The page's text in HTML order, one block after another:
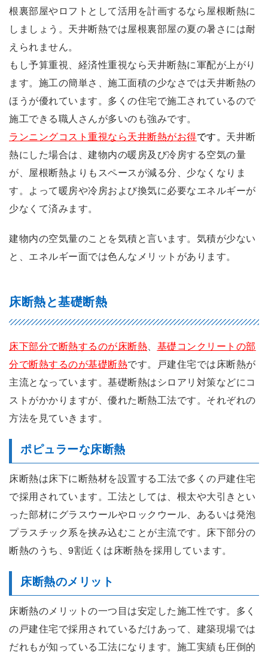
根裏部屋やロフトとして活用を計画するなら屋根断熱に
しましょう。天井断熱では屋根裏部屋の夏の暑さには耐
えられません。
もし予算重視、経済性重視なら天井断熱に軍配が上がり
ます。施工の簡単さ、施工面積の少なさでは天井断熱の
ほうが優れています。多くの住宅で施工されているので
施工できる職人さんが多いのも強みです。
ランニングコスト重視なら天井断熱がお得です。 天井断
熱にした場合は、建物内の暖房及び冷房する空気の量
が、屋根断熱よりもスペースが減る分、少なくなりま
す。よって暖房や冷房および換気に必要なエネルギーが
少なくて済みます。
建物内の空気量のことを気積と言います。気積が少ない
と、エネルギー面では色んなメリットがあります。
床断熱と基礎断熱
床下部分で断熱するのが床断熱、 基礎コンクリートの部
分で断熱するのが基礎断熱です。戸建住宅では床断熱が
主流となっています。基礎断熱はシロアリ対策などにコ
ストがかかりますが、優れた断熱工法です。それぞれの
方法を見ていきます。
ポピュラーな床断熱
床断熱は床下に断熱材を設置する工法で多くの戸建住宅
で採用されています。工法としては、根太や大引きとい
った部材にグラスウールやロックウール、あるいは発泡
プラスチック系を挟み込むことが主流です。床下部分の
断熱のうち、9割近くは床断熱を採用しています。
床断熱のメリット
床断熱のメリットの一つ目は安定した施工性です。多く
の戸建住宅で採用されているだけあって、建築現場では
だれもが知っている工法になります。施工実績も圧倒的